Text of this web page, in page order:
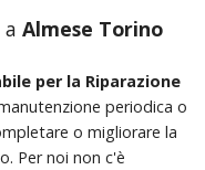
Almese Torino
per la Riparazione
periodica o
o migliorare la
Per noi non c'è